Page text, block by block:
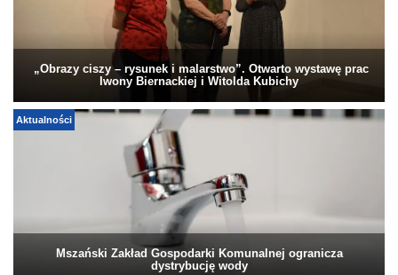
„Obrazy ciszy – rysunek i malarstwo”. Otwarto wystawę prac
Iwony Biernackiej i Witolda Kubichy
Aktualności
Mszański Zakład Gospodarki Komunalnej ogranicza
dystrybucję wody